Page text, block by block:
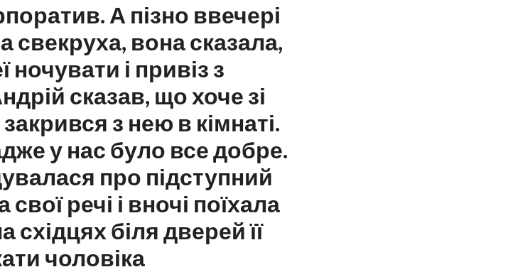
А пізно ввечері
свекруха, вона сказала,
і привіз з
сказав, що хоче зі
з нею в кімнаті.
у нас було все добре.
про підступний
речі і вночі поїхала
східцях біля дверей її
чоловіка